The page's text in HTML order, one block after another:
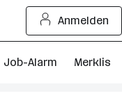
Anmelden
Job-Alarm Merkliste